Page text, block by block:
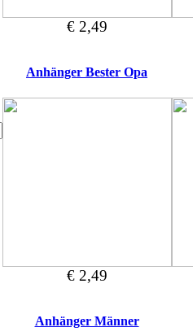
€ 2,49
Anhänger Bester Opa
€ 2,49
Anhänger Männer